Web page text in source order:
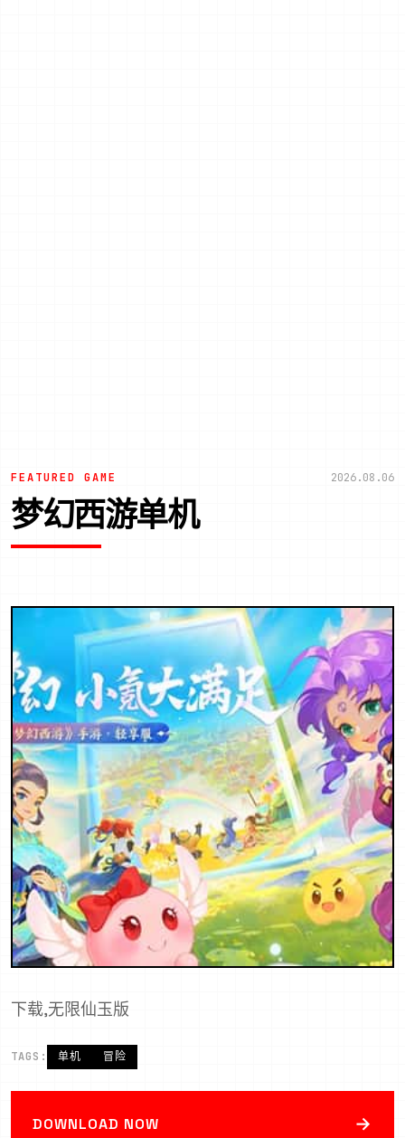
FEATURED GAME 2026.08.06
梦幻西游单机
下载,无限仙玉版
TAGS: 单机 冒险
DOWNLOAD NOW →